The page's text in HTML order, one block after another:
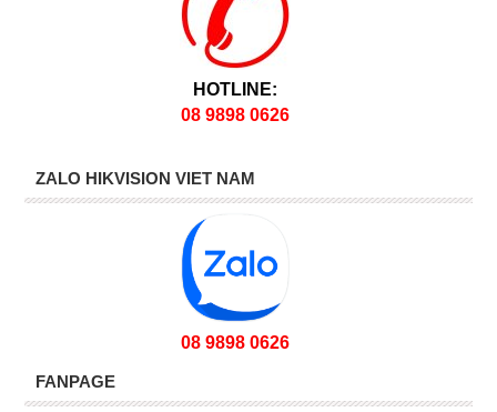
HOTLINE:
08 9898 0626
ZALO HIKVISION VIET NAM
08 9898 0626
FANPAGE